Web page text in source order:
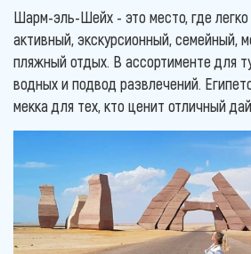
Шарм-эль-Шейх - это место, где легко
активный, экскурсионный, семейный,
пляжный отдых. В ассортименте для
водных и подвод развлечений.
мекка для тех, кто ценит отличный